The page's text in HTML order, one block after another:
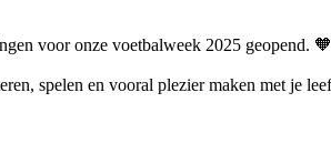
voor onze voetbalweek 2025 geopend.
spelen en vooral plezier maken met je